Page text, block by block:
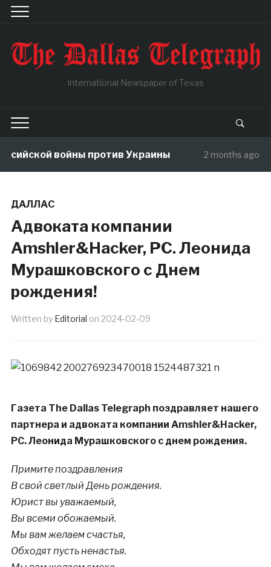
International Newspaper of Texas
войны против Украины 2 months ago
ДАЛЛАС
Адвоката компании
Amshler&Hacker, PC. Леонида
Мурашковского с Днем
рождения!
Written by Editorial on 2024-02-09
Газета The Dallas Telegraph поздравляет нашего
партнера и адвоката компании Amshler&Hacker,
PC. Леонида Мурашковского с днем рождения.
Примите поздравления
В свой светлый День рождения.
Юрист вы уважаемый,
Вы всеми обожаемый.
Мы вам желаем счастья,
Обходят пусть ненастья.